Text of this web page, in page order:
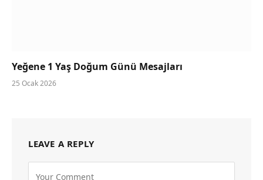
Yeğene 1 Yaş Doğum Günü Mesajları
25 Ocak 2026
LEAVE A REPLY